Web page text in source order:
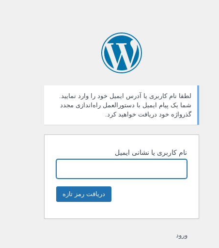
لطفا نام کاربری یا آدرس ایمیل خود را وارد نمایید.
شما یک پیام ایمیل با دستورالعمل راه‌اندازی مجدد
گذرواژه خود دریافت خواهید کرد.
نام کاربری یا نشانی ایمیل
ورود